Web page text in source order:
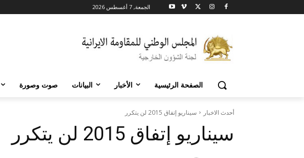
الجمعة, 7 أغسطس 2026
الصفحة الرئيسية الأخبار البيانات صوت وصورة
أحدث الاخبار سيناريو إتفاق 2015 لن يتکرر
سيناريو إتفاق 2015 لن يتکرر